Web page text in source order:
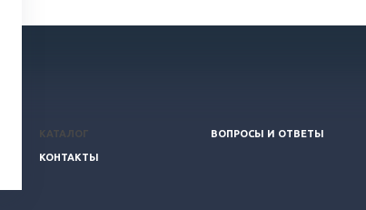
КАТАЛОГ ВОПРОСЫ И ОТВЕТЫ
КОНТАКТЫ